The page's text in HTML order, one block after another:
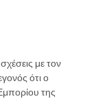
με τον
ότι ο
της